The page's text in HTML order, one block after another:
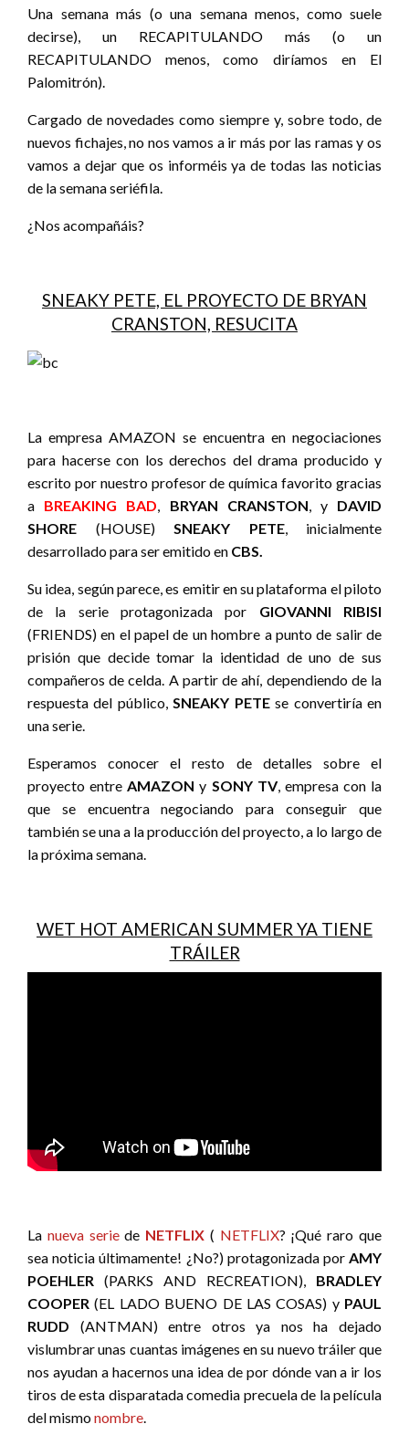
Una semana más (o una semana menos, como suele
decirse), un RECAPITULANDO más (o un
RECAPITULANDO menos, como diríamos en El
Palomitrón).
Cargado de novedades como siempre y, sobre todo, de
nuevos fichajes, no nos vamos a ir más por las ramas y os
vamos a dejar que os informéis ya de todas las noticias
de la semana seriéfila.
¿Nos acompañáis?
SNEAKY PETE, EL PROYECTO DE BRYAN
CRANSTON, RESUCITA
La empresa AMAZON se encuentra en negociaciones
para hacerse con los derechos del drama producido y
escrito por nuestro profesor de química favorito gracias
a BREAKING BAD, BRYAN CRANSTON, y DAVID
SHORE (HOUSE) SNEAKY PETE, inicialmente
desarrollado para ser emitido en CBS.
Su idea, según parece, es emitir en su plataforma el piloto
de la serie protagonizada por GIOVANNI RIBISI
(FRIENDS) en el papel de un hombre a punto de salir de
prisión que decide tomar la identidad de uno de sus
compañeros de celda. A partir de ahí, dependiendo de la
respuesta del público,SNEAKY PETEse convertiría en
una serie.
Esperamos conocer el resto de detalles sobre el
proyecto entreAMAZONy SONY TV, empresa con la
que se encuentra negociando para conseguir que
también se una a la producción del proyecto, a lo largo de
la próxima semana.
WET HOT AMERICAN SUMMER YA TIENE
TRÁILER
La nueva seriede NETFLIX ( NETFLIX? ¡Qué raro que
sea noticia últimamente! ¿No?) protagonizada porAMY
POEHLER (PARKS AND RECREATION), BRADLEY
COOPER (EL LADO BUENO DE LAS COSAS) y PAUL
RUDD (ANTMAN) entre otros ya nos ha dejado
vislumbrar unas cuantas imágenes en su nuevo tráiler que
nos ayudan a hacernos una idea de por dónde van a ir los
tiros de esta disparatada comedia precuela de la película
del mismonombre.